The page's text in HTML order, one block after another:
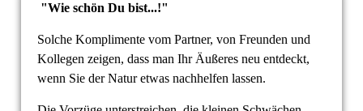
"Wie schön Du bist...!"
Solche Komplimente vom Partner, von Freunden und
Kollegen zeigen, dass man Ihr Äußeres neu entdeckt,
wenn Sie der Natur etwas nachhelfen lassen.